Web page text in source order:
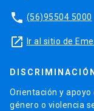
phone (56)95504 5000
launch Ir al sitio de
Orientación y
género o violencia